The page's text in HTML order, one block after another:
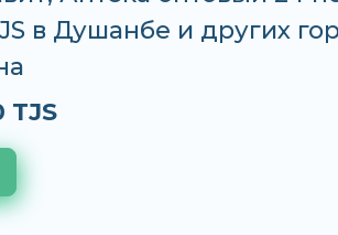
в Душанбе и других
TJS